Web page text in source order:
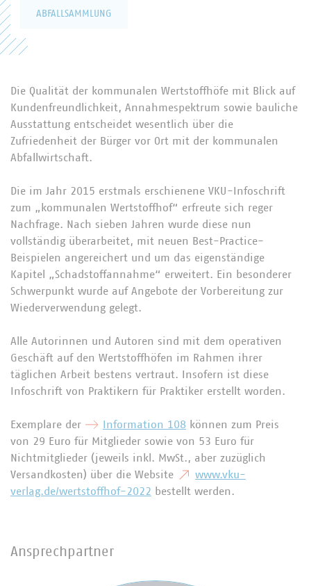
ABFALLSAMMLUNG
Die Qualität der kommunalen Wertstoffhöfe mit Blick auf
Kundenfreundlichkeit, Annahmespektrum sowie bauliche
Ausstattung entscheidet wesentlich über die
Zufriedenheit der Bürger vor Ort mit der kommunalen
Abfallwirtschaft.
Die im Jahr 2015 erstmals erschienene VKU-Infoschrift
zum „kommunalen Wertstoffhof“ erfreute sich reger
Nachfrage. Nach sieben Jahren wurde diese nun
vollständig überarbeitet, mit neuen Best-Practice-
Beispielen angereichert und um das eigenständige
Kapitel „Schadstoffannahme“ erweitert. Ein besonderer
Schwerpunkt wurde auf Angebote der Vorbereitung zur
Wiederverwendung gelegt.
Alle Autorinnen und Autoren sind mit dem operativen
Geschäft auf den Wertstoffhöfen im Rahmen ihrer
täglichen Arbeit bestens vertraut. Insofern ist diese
Infoschrift von Praktikern für Praktiker erstellt worden.
Exemplare der Information 108 können zum Preis
von 29 Euro für Mitglieder sowie von 53 Euro für
Nichtmitglieder (jeweils inkl. MwSt., aber zuzüglich
Versandkosten) über die Website
www.vku-
verlag.de/wertstoffhof-2022 bestellt werden.
Ansprechpartner